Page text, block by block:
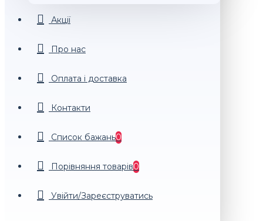
Акції
Про нас
Оплата і доставка
Контакти
Список бажань0
Порiвняння товарiв0
Увійти/Зареєструватись